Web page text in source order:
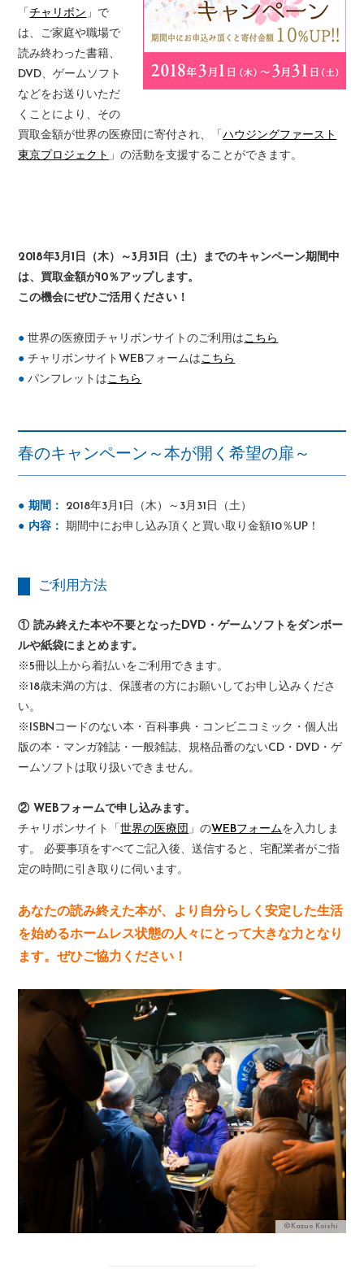
「チャリボン」で
は、ご家庭や職場で
読み終わった書籍、
DVD、ゲームソフト
などをお送りいただ
くことにより、その
買取金額が世界の医療団に寄付され、「ハウジングファースト
東京プロジェクト 」の活動を支援することができます。
2018年3月1日（木）～3月31日（土）までのキャンペーン期間中
は、買取金額が10％アップします。
この機会にぜひご活用ください！
● 世界の医療団チャリボンサイトのご利用はこちら
● チャリボンサイトWEBフォームはこちら
● パンフレットはこちら
春のキャンペーン～本が開く希望の扉～
● 期間：
2018年3月1日（木）～3月31日（土）
● 内容： 期間中にお申し込み頂くと買い取り金額10％UP！
ご利用方法
① 読み終えた本や不要となったDVD・ゲームソフトをダンボー
ルや紙袋にまとめます。
※5冊以上から着払いをご利用できます。
※18歳未満の方は、保護者の方にお願いしてお申し込みくださ
い。
※ISBNコードのない本・百科事典・コンビニコミック・個人出
版の本・マンガ雑誌・一般雑誌、規格品番のないCD・DVD・ゲ
ームソフトは取り扱いできません。
② WEBフォームで申し込みます。
チャリボンサイト「世界の医療団 」のWEBフォームを入力しま
す。 必要事項をすべてご記入後、送信すると、宅配業者がご指
定の時間に引き取りに伺います。
あなたの読み終えた本が、より自分らしく安定した生活
を始めるホームレス状態の人々にとって大きな力となり
ます。ぜひご協力ください！
©Kazuo Koishi